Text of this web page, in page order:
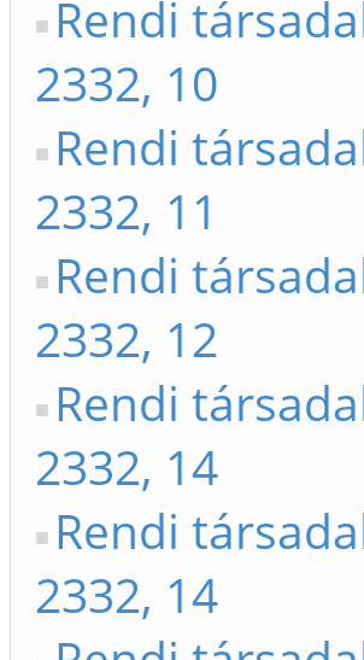
Rendi
2332, 10
Rendi
2332, 11
Rendi
2332, 12
Rendi
2332, 14
Rendi
2332, 14